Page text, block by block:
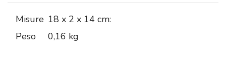
Misure 18 x 2 x 14 cm:
Peso
0,16 kg